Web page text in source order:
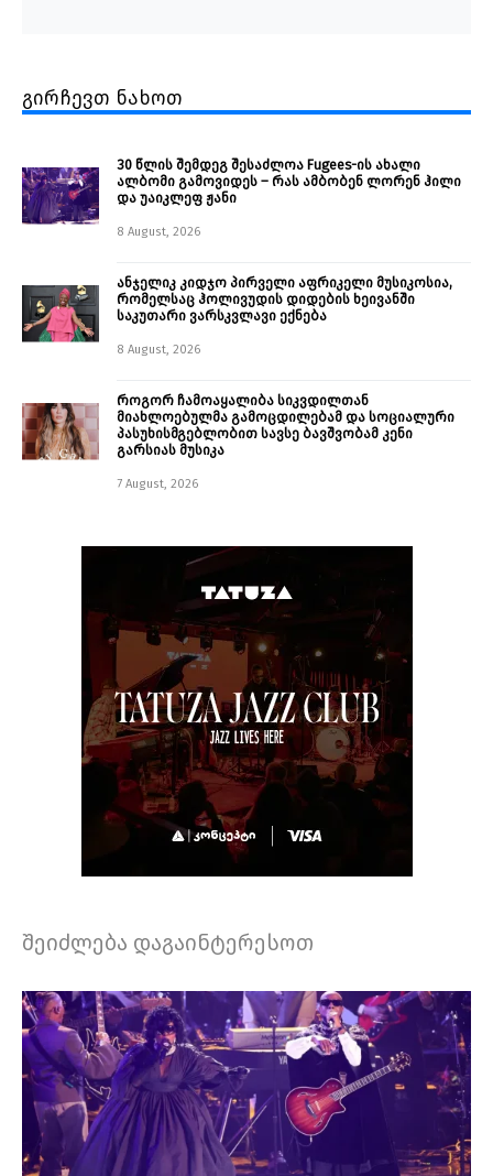
გირჩევთ ნახოთ
30 წლის შემდეგ შესაძლოა Fugees-ის ახალი
ალბომი გამოვიდეს – რას ამბობენ ლორენ ჰილი
და უაიკლეფ ჟანი
8 August, 2026
ანჯელიკ კიდჯო პირველი აფრიკელი მუსიკოსია,
რომელსაც ჰოლივუდის დიდების ხეივანში
საკუთარი ვარსკვლავი ექნება
8 August, 2026
როგორ ჩამოაყალიბა სიკვდილთან
მიახლოებულმა გამოცდილებამ და სოციალური
პასუხისმგებლობით სავსე ბავშვობამ კენი
გარსიას მუსიკა
7 August, 2026
შეიძლება დაგაინტერესოთ